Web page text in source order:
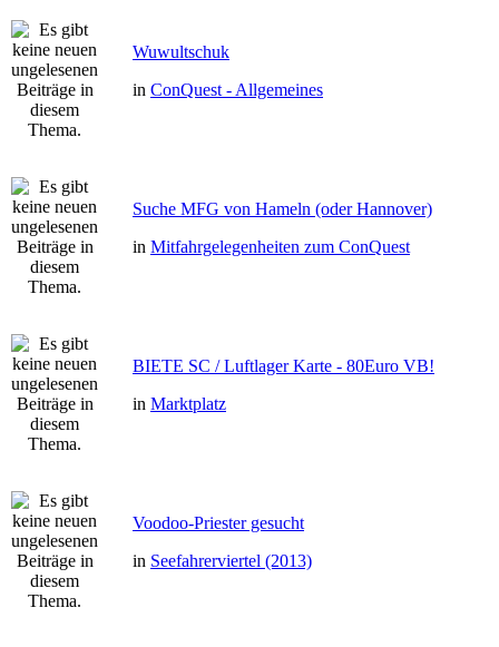
Wuwultschuk
in ConQuest - Allgemeines
Suche MFG von Hameln (oder Hannover)
in Mitfahrgelegenheiten zum ConQuest
BIETE SC / Luftlager Karte - 80Euro VB!
in Marktplatz
Voodoo-Priester gesucht
in Seefahrerviertel (2013)